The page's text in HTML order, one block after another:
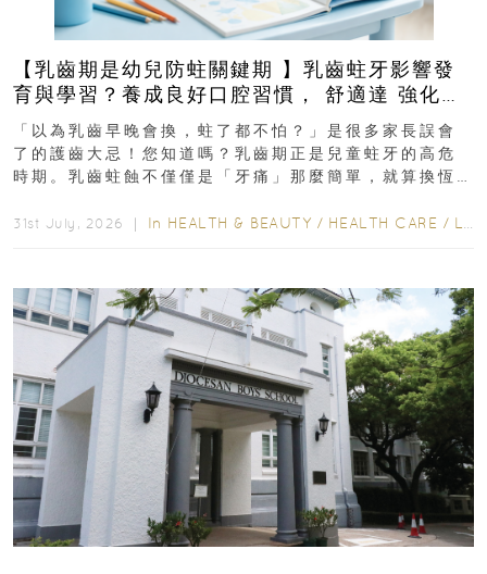
【乳齒期是幼兒防蛀關鍵期 】乳齒蛀牙影響發
育與學習？養成良好口腔習慣， 舒適達 強化琺
瑯質 兒童牙膏防護指南
「以為乳齒早晚會換，蛀了都不怕？」是很多家長誤會
了的護齒大忌！您知道嗎？乳齒期正是兒童蛀牙的高危
時期。乳齒蛀蝕不僅僅是「牙痛」那麼簡單，就算換恆
31st July, 2026 ｜ In HEALTH & BEAUTY / HEALTH CARE / LIFESTYLE